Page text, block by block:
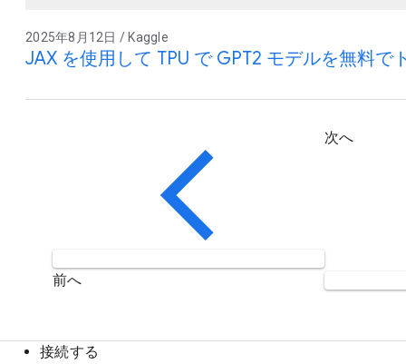
2025年8月12日 / Kaggle
JAX を使用して TPU で GPT2 モデルを無料で
前へ
次へ
接続する